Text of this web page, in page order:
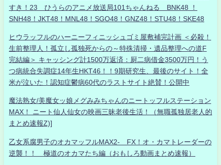
すき！23 ひうらのアニメ放送局101ちゃんねる BNK48 ！
SNH48！JKT48！MNL48！SGO48！GNZ48！STU48！SKE48
ヒウラッフルのハーニーフィニッシュゴミ屋敷補完計画 ＜必殺！
生前整理人！孤立し孤独死からの～特殊清掃・遺品整理への道F
完結編＞ キャッシング計1500万返済：厨二病借金3500万円！う
つ病統合失調症14年生HKT46！！9期研究生、最後のサイト！全
米が泣いた！認知症鬱病60代のラストサイト絶賛！公開中
魔法熟女/美魔女ッ娘メグみみちゃんのニートッフルステーション
MAX！ ニート仙人仙女の映画三昧老後生活！（無職孤独居老人的
まとめ速報Z)]
乙女系腐男子のオカマッフルMAX2- FX！オ・カマトレーダーの
逆襲！！ 極道のオカマたち編（おもしろ動画まとめ速報）